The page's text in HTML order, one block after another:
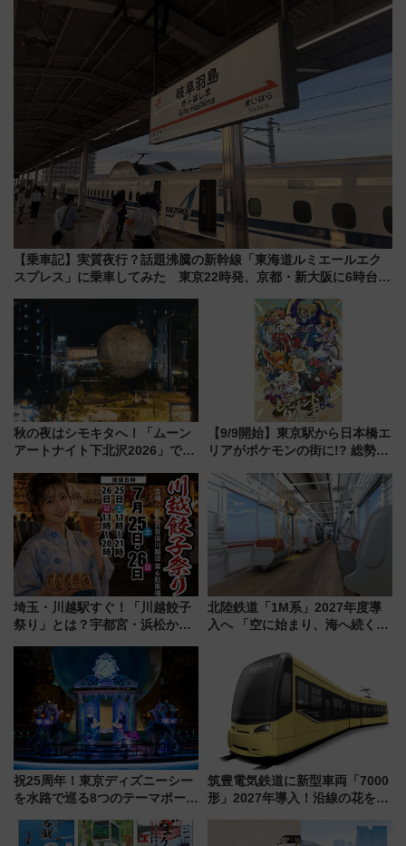
日本初の鉄道デザイン
路の絶景と絶品グルメを満喫！
（7月18日スタート）
【乗車記】実質夜行？話題沸騰の新幹線「東海道ルミエールエク
スプレス」に乗車してみた 東京22時発、京都・新大阪に6時台
秋の夜はシモキタへ！「ムーン
アートナイト下北沢2026」でイ
を満喫しよう
【9/9開始】東京駅から日本橋エ
リアがポケモンの街に!? 総勢
リサーチ」本格謎解き・グッズ
情報まとめ
埼玉・川越駅すぐ！「川越餃子
祭り」とは？宇都宮・浜松から
を食べ比べ【7月25日・26日開
北陸鉄道「1M系」2027年度導
入へ 「空に始まり、海へ続く」
神秘的なデザイン
祝25周年！東京ディズニーシー
を水路で巡る8つのテーマポート
筑豊電気鉄道に新型車両「7000
形」2027年導入！沿線の花をイ
内は落ち着いたゆとりある空間